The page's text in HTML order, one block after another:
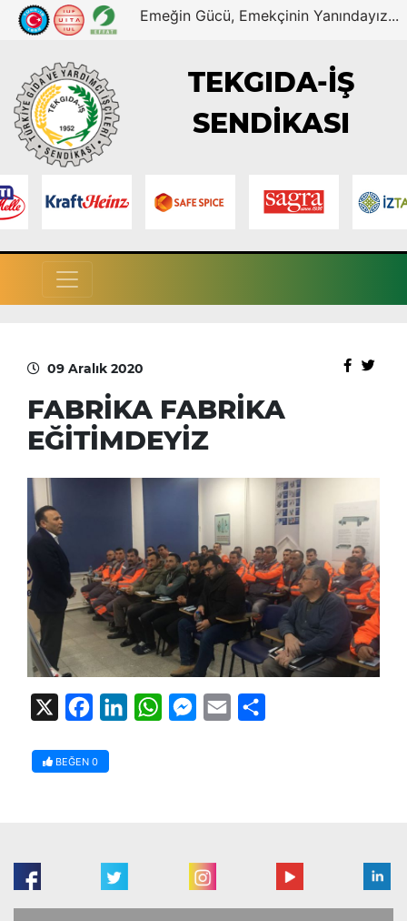
Emeğin Gücü, Emekçinin Yanındayız...
TEKGIDA-İŞ
SENDİKASI
09 Aralık 2020
FABRİKA FABRİKA
EĞİTİMDEYİZ
FacebookLinkedInWhatsAppMessenger
Email
BEĞEN 0